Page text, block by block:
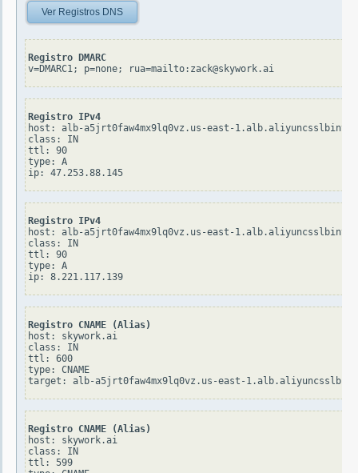
Ver Registros DNS
Registro DMARC
v=DMARC1; p=none; rua=mailto:zack@skywork.ai
Registro IPv4
host: alb-a5jrt0faw4mx9lq0vz.us-east-
class: IN
ttl: 90
type: A
Registro IPv4
host: alb-a5jrt0faw4mx9lq0vz.us-east-
class: IN
ttl: 90
type: A
Registro CNAME (Alias)
host: skywork.ai
class: IN
ttl: 600
type: CNAME
Registro CNAME (Alias)
host: skywork.ai
class: IN
ttl: 599